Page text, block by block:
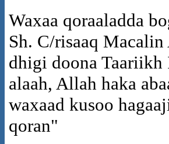
Waxaa qoraaladda
Sh. C/risaaq
dhigi doona Taariikh
alaah, Allah haka
waxaad kusoo
qoran"